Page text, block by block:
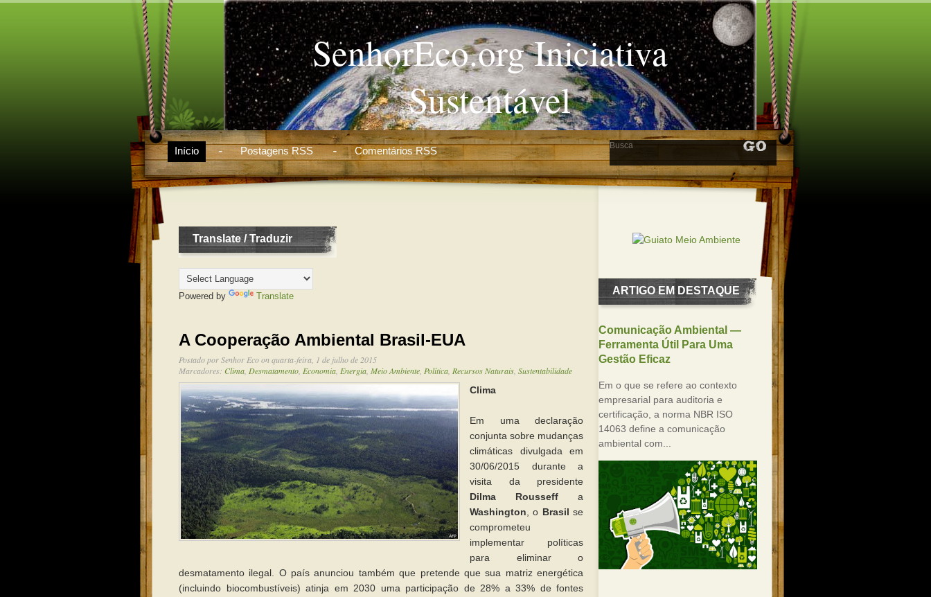
SenhorEco.org Iniciativa
Sustentável
Início Postagens RSS Comentários RSS
Translate / Traduzir
Powered by Translate
A Cooperação Ambiental Brasil-EUA
Postado porSenhor Ecoon quarta-feira, 1 de julho de 2015
Marcadores: Clima Desmatamento Economia Energia Meio Ambiente Política Recursos Naturais Sustentabilidade
Clima
Em uma declaração
conjunta sobre mudanças
climáticas divulgada em
30/06/2015 durante a
visita da presidente
Dilma Rousseff a
Washington , o Brasil se
comprometeu
implementar políticas
para eliminar o
desmatamento ilegal. O país anunciou também que pretende que sua matriz energética
(incluindo biocombustíveis) atinja em 2030 uma participação de 28% a 33% de fontes
ARTIGO EM DESTAQUE
Comunicação Ambiental —
Ferramenta Útil Para Uma
Gestão Eficaz
Em o que se refere ao contexto
empresarial para auditoria e
certificação, a norma NBR ISO
14063 define a comunicação
ambiental com...